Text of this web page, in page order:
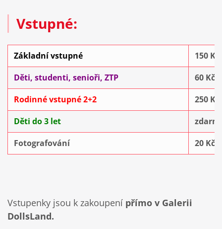
Vstupné:
Základní vstupné
150 Kč
Děti, studenti, senioři, ZTP
60 Kč
Rodinné vstupné 2+2
250 Kč
Děti do 3 let
Fotografování
20 Kč
Vstupenky jsou k zakoupení přímo v Galerii
DollsLand.